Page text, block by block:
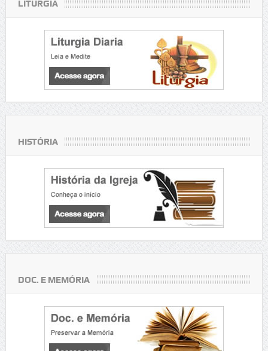
LITURGIA
HISTÓRIA
DOC. E MEMÓRIA